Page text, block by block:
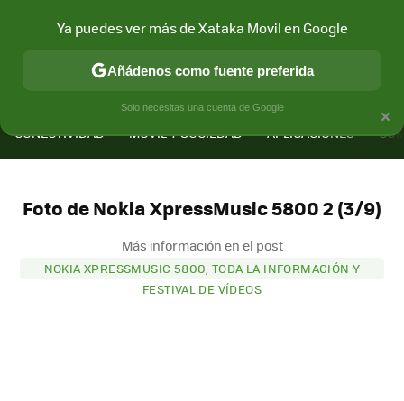
CONECTIVIDAD MÓVIL Y SOCIEDAD APLICACIONES
Foto de Nokia XpressMusic 5800 2 (3/9)
Más información en el post
NOKIA XPRESSMUSIC 5800, TODA LA INFORMACIÓN Y
FESTIVAL DE VÍDEOS
×
Ya puedes ver más de Xataka Movil en Google
Añádenos como fuente preferida
Solo necesitas una cuenta de Google